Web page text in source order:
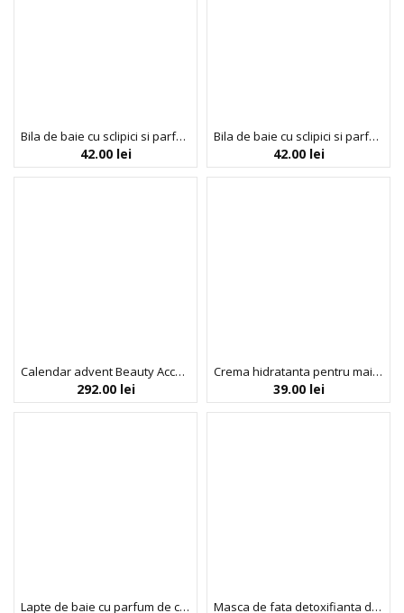
Bila de baie cu sclipici si parfum de guma de mestecat, Inuwet, 120 gr
42.00 lei
Bila de baie cu sclipici si parfum de liliac, Inuwet, 120 gr
42.00 lei
Calendar advent Beauty Accessories, 24 articole, Inuwet, 845 g
292.00 lei
Crema hidratanta pentru maini si unghii, cu parfum de piersica, Peche Chantilly, Inuwet, 60 ml
39.00 lei
Lapte de baie cu parfum de cocos, Inuwet, 230 ml Masca de fata detoxifianta din bioceluloza cu extract de coacaze Acai, Fruit Collection, Inuwet, 30 ml